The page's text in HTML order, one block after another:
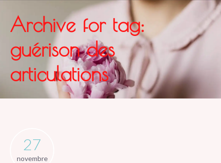
Archive for tag:
guérison des
articulations
27
novembre